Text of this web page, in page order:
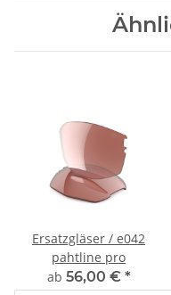
Ersatzgläser / e042
pahtline pro
ab 56,00 € *